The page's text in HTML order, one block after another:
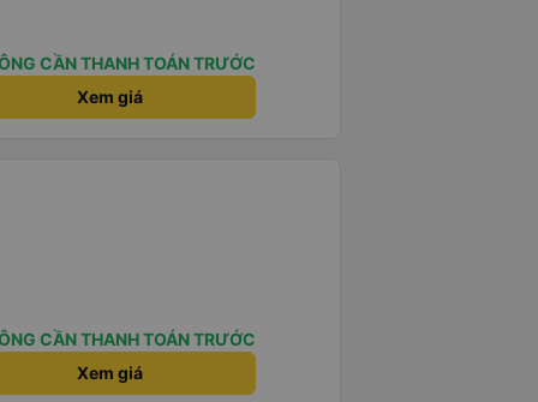
CẦN THANH TOÁN TRƯỚC
Xem giá
CẦN THANH TOÁN TRƯỚC
Xem giá